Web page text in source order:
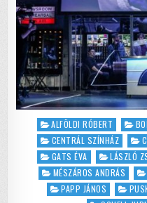
Posted
in
ALFÖLDI RÓBERT
CENTRÁL SZÍNHÁZ
GATS ÉVA
LÁSZLÓ
MÉSZÁROS ANDRÁS
PAPP JÁNOS